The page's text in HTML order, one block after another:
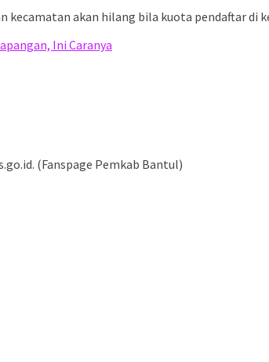
akan hilang bila kuota pendaftar di
Ini Caranya
(Fanspage Pemkab Bantul)